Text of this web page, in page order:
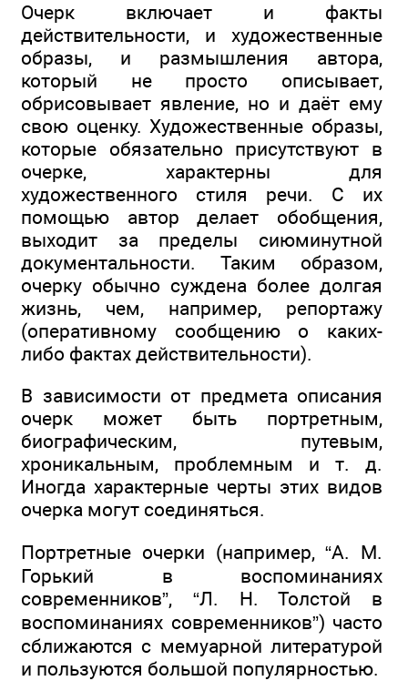
Очерк включает и факты
действительности, и художественные
образы, и размышления автора,
который не просто описывает,
обрисовывает явление, но и даёт ему
свою оценку. Художественные образы,
которые обязательно присутствуют в
очерке, характерны для
художественного стиля речи. С их
помощью автор делает обобщения,
выходит за пределы сиюминутной
документальности. Таким образом,
очерку обычно суждена более долгая
жизнь, чем, например, репортажу
(оперативному сообщению о каких-
либо фактах действительности).
В зависимости от предмета описания
очерк может быть портретным,
биографическим, путевым,
хроникальным, проблемным и т. д.
Иногда характерные черты этих видов
очерка могут соединяться.
Портретные очерки (например, “А. М.
Горький в воспоминаниях
современников”, “Л. Н. Толстой в
воспоминаниях современников”) часто
сближаются с мемуарной литературой
и пользуются большой популярностью.